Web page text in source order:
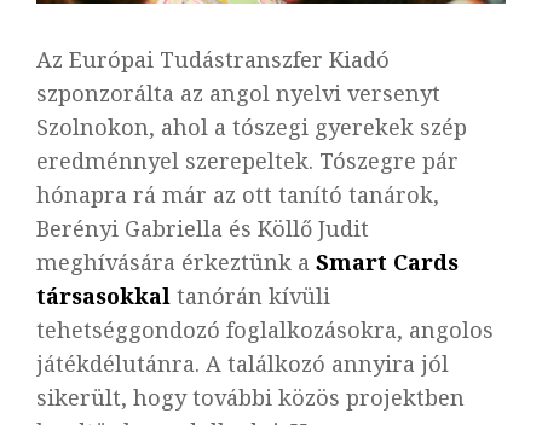
Az Európai Tudástranszfer Kiadó
szponzorálta az angol nyelvi versenyt
Szolnokon, ahol a tószegi gyerekek szép
eredménnyel szerepeltek. Tószegre pár
hónapra rá már az ott tanító tanárok,
Berényi Gabriella és Köllő Judit
meghívására érkeztünk a Smart Cards
társasokkal tanórán kívüli
tehetséggondozó foglalkozásokra, angolos
játékdélutánra. A találkozó annyira jól
sikerült, hogy további közös projektben